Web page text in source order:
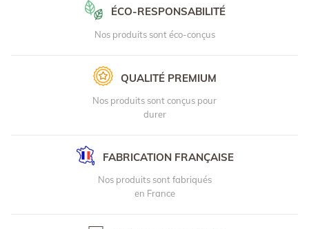
ÉCO-RESPONSABILITÉ
Nos produits sont éco-conçus
QUALITÉ PREMIUM
Nos produits sont conçus pour
durer
FABRICATION FRANÇAISE
Nos produits sont fabriqués
en France